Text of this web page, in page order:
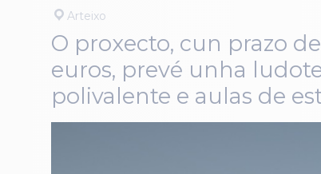
Arteixo
O proxecto, cun prazo
euros, prevé unha
polivalente e aulas de